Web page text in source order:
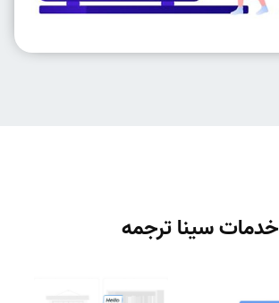
خدمات سینا ترجمه